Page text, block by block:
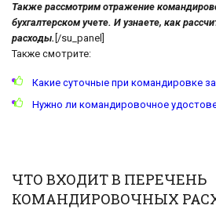
Также рассмотрим отражение
бухгалтерском учете. И узнаете, как
расходы. [/su_panel]
Также смотрите:
Какие суточные при командировке за
Нужно ли командировочное
ЧТО ВХОДИТ В ПЕРЕЧЕНЬ
КОМАНДИРОВОЧНЫХ